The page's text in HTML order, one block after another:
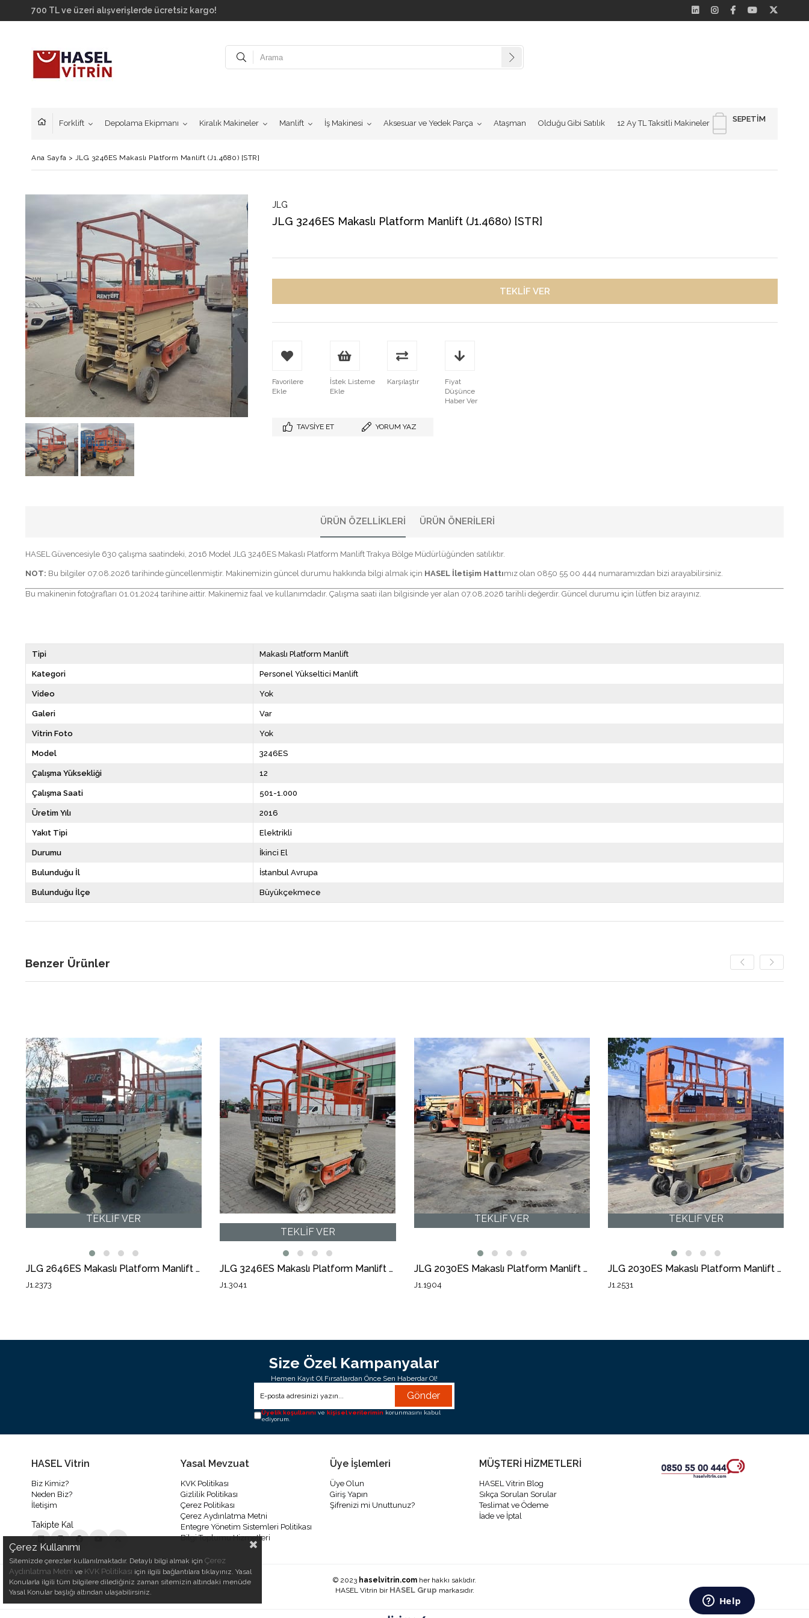
700 TL ve üzeri alışverişlerde ücretsiz kargo!
SEPETIM
Forklift Depolama Ekipmanı Kiralık Makineler Manlift İş Makinesi Aksesuar ve Yedek Parça Ataşman Olduğu Gibi Satılık 12 Ay TL Taksitli Makineler
Ana Sayfa > JLG 3246ES Makaslı Platform Manlift (J1.4680) [STR]
JLG
JLG 3246ES Makaslı Platform Manlift (J1.4680) [STR]
Favorilere
Ekle
İstek Listeme
Ekle
Karşılaştır
Fiyat
Düşünce
Haber Ver
TAVSIYE ET YORUM YAZ
ÜRÜN ÖZELLIKLERI ÜRÜN ÖNERILERI
HASEL Güvencesiyle 630 çalışma saatindeki, 2016 Model JLG 3246ES Makaslı Platform Manlift Trakya Bölge Müdürlüğünden satılıktır.
NOT: Bu bilgiler 07.08.2026 tarihinde güncellenmiştir. Makinemizin güncel durumu hakkında bilgi almak için HASEL İletişim Hattımız olan 0850 55 00 444 numaramızdan bizi arayabilirsiniz.
Bu makinenin fotoğrafları 01.01.2024 tarihine aittir. Makinemiz faal ve kullanımdadır. Çalışma saati ilan bilgisinde yer alan 07.08.2026 tarihli değerdir. Güncel durumu için lütfen biz arayınız.
Tipi Makaslı Platform Manlift
Kategori Personel Yükseltici Manlift
Video Yok
Galeri Var
Vitrin Foto Yok
Model 3246ES
Çalışma Yüksekliği 12
Çalışma Saati 501-1.000
Üretim Yılı 2016
Yakıt Tipi Elektrikli
Durumu İkinci El
Bulunduğu İl İstanbul Avrupa
Bulunduğu İlçe Büyükçekmece
Benzer Ürünler
JLG 2646ES Makaslı Platform Manlift (J1.2373) [STR]
J1.2373
JLG 3246ES Makaslı Platform Manlift (J1.3041) [UDK] [STR]
J1.3041
JLG 2030ES Makaslı Platform Manlift (J1.1904) [STR]
J1.1904
JLG 2030ES Makaslı Platform Manlift (J1.2531) [STR]
J1.2531
Size Özel Kampanyalar
Hemen Kayıt Ol Fırsatlardan Önce Sen Haberdar Ol!
Gönder
Üyelik koşullarınıve kişisel verileriminkorunmasını kabul
ediyorum.
HASEL Vitrin
Biz Kimiz?
Neden Biz?
İletişim
Takipte Kal
Yasal Mevzuat
KVK Politikası
Gizlilik Politikası
Çerez Politikası
Çerez Aydınlatma Metni
Entegre Yönetim Sistemleri Politikası
Bilgi Toplumu Hizmetleri
Üye İşlemleri
Üye Olun
Giriş Yapın
Şifrenizi mi Unuttunuz?
MÜŞTERİ HİZMETLERİ
HASEL Vitrin Blog
Sıkça Sorulan Sorular
Teslimat ve Ödeme
İade ve İptal
© 2023 haselvitrin.com her hakkı saklıdır.
HASEL Vitrin bir HASEL Grup markasıdır.
Çerez Kullanımı
Sitemizde çerezler kullanılmaktadır. Detaylı bilgi almak için Çerez
Aydınlatma Metni ve KVK Politikası için ilgili bağlantılara tıklayınız. Yasal
Konularla ilgili tüm bilgilere dilediğiniz zaman sitemizin altındaki menüde
Yasal Konular başlığı altından ulaşabilirsiniz.